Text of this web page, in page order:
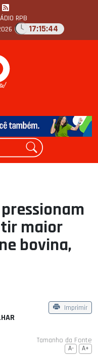
RPB
17:15:44
maior
bovina,
Imprimir
Tamanho da Fonte
A- A+